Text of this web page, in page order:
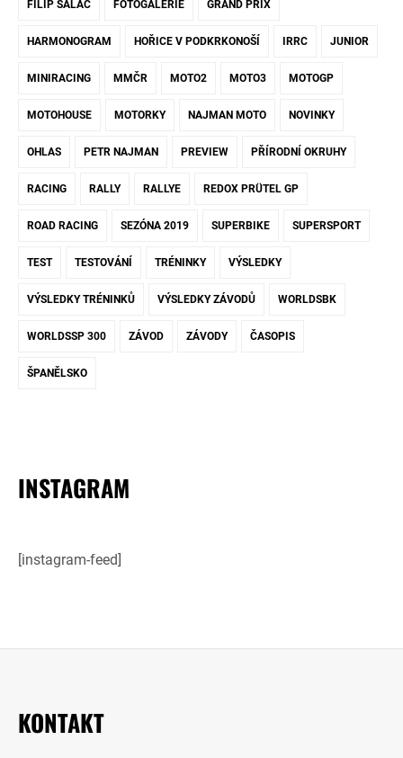
FILIP SALAČ FOTOGALERIE GRAND PRIX
HARMONOGRAM HOŘICE V PODKRKONOŠÍ IRRC JUNIOR
MINIRACING MMČR MOTO2 MOTO3 MOTOGP
MOTOHOUSE MOTORKY NAJMAN MOTO NOVINKY
OHLAS PETR NAJMAN PREVIEW PŘÍRODNÍ OKRUHY
RACING RALLY RALLYE REDOX PRÜTEL GP
ROAD RACING SEZÓNA 2019 SUPERBIKE SUPERSPORT
TEST TESTOVÁNÍ TRÉNINKY VÝSLEDKY
VÝSLEDKY TRÉNINKŮ VÝSLEDKY ZÁVODŮ WORLDSBK
WORLDSSP 300 ZÁVOD ZÁVODY ČASOPIS
ŠPANĚLSKO
INSTAGRAM
[instagram-feed]
KONTAKT